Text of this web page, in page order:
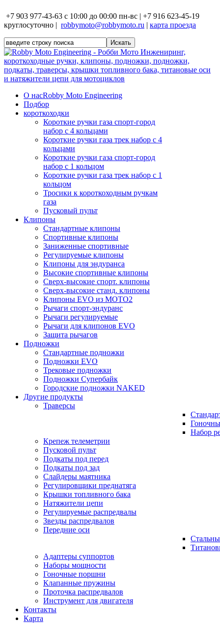
+7 903 977-43-63 с 10:00 до 00:00 пн-вс | +7 916 623-45-19
круглосуточно | robbymoto@robbymoto.ru | карта проезда
О насRobby Moto Engineering
Подбор
короткоходки
Короткие ручки газа спорт-город
набор с 4 кольцами
Короткие ручки газа трек набор с 4
кольцами
Короткие ручки газа спорт-город
набор с 1 кольцом
Короткие ручки газа трек набор с 1
кольцом
Тросики к короткоходным ручкам
газа
Пусковый пульт
Клипоны
Стандартные клипоны
Спортивные клипоны
Заниженные спортивные
Регулируемые клипоны
Клипоны для эндуранса
Высокие спортивные клипоны
Сверх-высокие спорт. клипоны
Сверх-высокие станд. клипоны
Клипоны EVO из MOTO2
Рычаги спорт-эндуранс
Рычаги регулируемые
Рычаги для клипонов EVO
Защита рычагов
Подножки
Стандартные подножки
Подножки EVO
Трековые подножки
Подножки Супербайк
Городские подножки NAKED
Другие продукты
Траверсы
Набор
Крепеж телеметрии
Пусковой пульт
Подкаты под перед
Подкаты под зад
Слайдеры маятника
Регулировщики преднатяга
Крышки топливного бака
Натяжители цепи
Регулируемые распредвалы
Звезды распредвалов
Передние оси
Адаптеры суппортов
Наборы мощности
Гоночные поршни
Клапанные пружины
Проточка распредвалов
Инструмент для двигателя
Контакты
Карта